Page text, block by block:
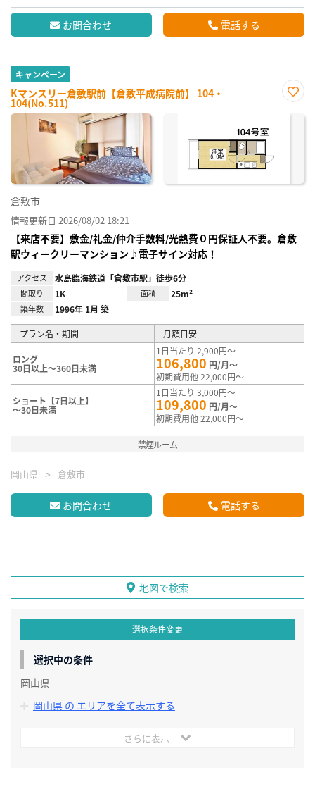
お問合わせ 電話する
キャンペーン
Kマンスリー倉敷駅前【倉敷平成病院前】 104・
104(No.511)
に入
倉敷市
情報更新日 2026/08/02 18:21
【来店不要】敷金/礼金/仲介手数料/光熱費０円保証人不要。倉敷
駅ウィークリーマンション♪電子サイン対応！
アクセス 水島臨海鉄道「倉敷市駅」徒歩6分
間取り 1K 面積 25m²
築年数 1996年 1月 築
プラン名・期間 月額目安
ロング
30日以上～360日未満
1日当たり 2,900円～
106,800 円/月～
初期費用他 22,000円～
ショート【7日以上】
～30日未満
1日当たり 3,000円～
109,800 円/月～
初期費用他 22,000円～
禁煙ルーム
岡山県 倉敷市
お問合わせ 電話する
地図で検索
選択条件変更
選択中の条件
岡山県
岡山県 の エリアを全て表示する
さらに表示